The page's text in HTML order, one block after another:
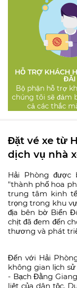
HỖ TRỢ KHÁCH
ĐÃI
Bộ phận hỗ trợ
chúng tôi sẽ đảm
cả các thắc
Đặt vé xe từ
dịch vụ nhà
Hải Phòng
"thành phố hoa
trung tâm kinh
trọng trong khu
địa bên bờ Biển
chịt đã đem đến
thương và phát
Đến với Hải
không gian lịch
- Bạch Đằng
liệt của dân tộc.